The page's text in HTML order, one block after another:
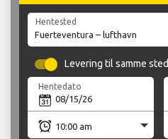
Hentested
Levering til samme sted
Hentedato